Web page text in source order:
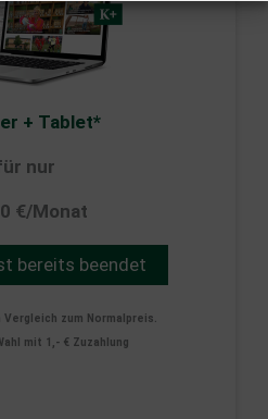
+ Tablet*
nur
€/Monat
bereits beendet
Vergleich zum Normalpreis.
mit 1,- € Zuzahlung